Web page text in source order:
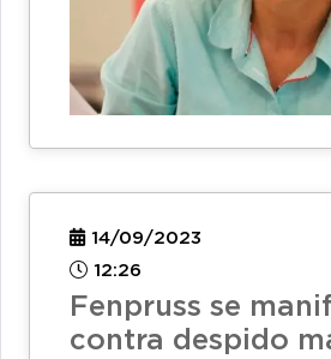
14/09/2023
12:26
Fenpruss se
contra despido